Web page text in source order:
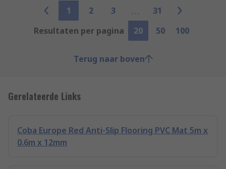
1 2 3
31
Resultaten per pagina
20 50 100
Terug naar boven
Gerelateerde Links
Coba Europe Red Anti-Slip Flooring PVC Mat 5m x
0.6m x 12mm